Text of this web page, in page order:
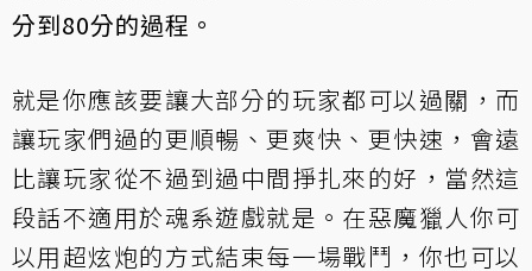
分到80分的過程。
就是你應該要讓大部分的玩家都可以過關，而
讓玩家們過的更順暢、更爽快、更快速，會遠
比讓玩家從不過到過中間掙扎來的好，當然這
段話不適用於魂系遊戲就是。在惡魔獵人你可
以用超炫炮的方式結束每一場戰鬥，你也可以